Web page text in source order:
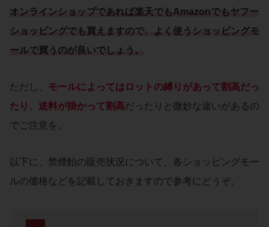
オンラインショップであれば楽天でもAmazonでもヤフー
ショッピングでも買えますので、よく使うショッピングモ
ールで買うのが良いでしょう。
ただし、 モールによってはロットの縛りがあって割高だっ
たり、送料が掛かって割高だったりと微妙な違いがあるの
でご注意を。
以下に、禁煙飴の販売状況について、各ショッピングモー
ルの価格などを記載しておきますので参考にどうぞ。